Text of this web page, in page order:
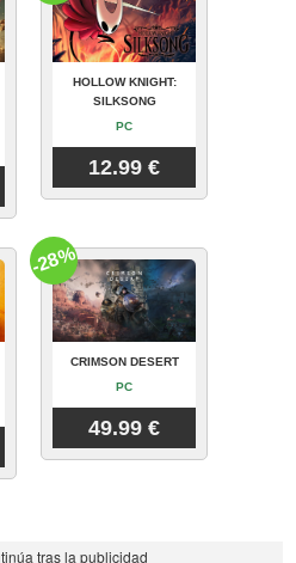
HOLLOW KNIGHT:
SILKSONG
PC
12.99 €
CRIMSON DESERT
PC
49.99 €
-28%